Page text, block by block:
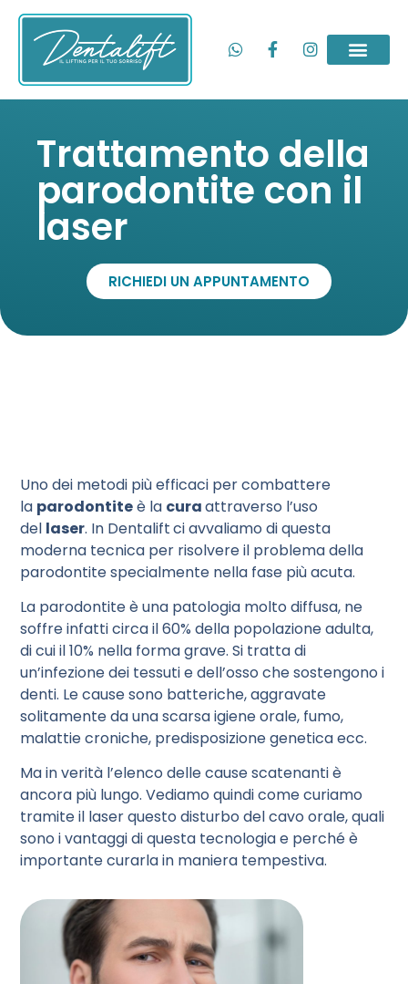
Trattamento della
parodontite con il
laser
RICHIEDI UN APPUNTAMENTO
Uno dei metodi più efficaci per combattere
la parodontiteè la curaattraverso l’uso
del laser. In Dentaliftci avvaliamo di questa
moderna tecnica per risolvere il problema della
parodontite specialmente nella fase più acuta.
La parodontite è una patologia molto diffusa, ne
soffre infatti circa il 60% della popolazione adulta,
di cui il 10% nella forma grave. Si tratta di
un’infezione dei tessuti e dell’osso che sostengono i
denti. Le cause sono batteriche, aggravate
solitamente da una scarsa igiene orale, fumo,
malattie croniche, predisposizione genetica ecc.
Ma in verità l’elenco delle cause scatenanti è
ancora più lungo. Vediamo quindi come curiamo
tramite il laser questo disturbo del cavo orale, quali
sono i vantaggi di questa tecnologia e perché è
importante curarla in maniera tempestiva.